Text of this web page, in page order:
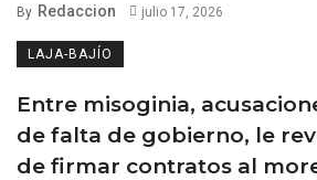
By Redaccion julio 17, 2026
LAJA-BAJÍO
Entre misoginia,
de falta de gobierno, le
de firmar contratos al